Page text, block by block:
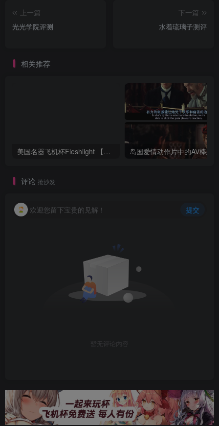
上一篇
光光学院评测
下一篇
水着琉璃子测评
相关推荐
美国名器飞机杯Fleshlight 【Quickshot-Vantage 双头飞机杯】完全评测
评论 抢沙发
欢迎您留下宝贵的见解！ 提交
暂无评论内容